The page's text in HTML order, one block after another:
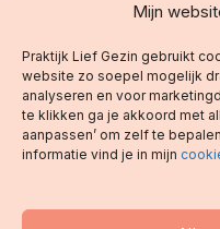
Mijn
Praktijk Lief Gezin gebruikt
website zo soepel mogelijk
analyseren en voor
te klikken ga je akkoord met
aanpassen’ om zelf te
informatie vind je in mijn
Volg je